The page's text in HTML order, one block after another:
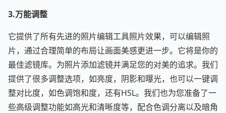
3.万能调整
它提供了所有先进的照片编辑工具照片效果，可以编辑照
片，通过合理简单的布局让画面美感更进一步。它将是你的
最佳滤镜库。为照片添加滤镜并满足您的对美的追求。我们
提供了很多调整选项，如亮度，阴影和曝光，也可以一键调
整对比度，如色调饱和度，还有HSL。我们也为您准备了一
些高级调整功能如高光和清晰度等，配合色调分离以及暗角